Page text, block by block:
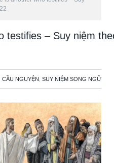
testifies – Suy niệm
CẦU NGUYỆN SUY NIỆM SONG NGỮ